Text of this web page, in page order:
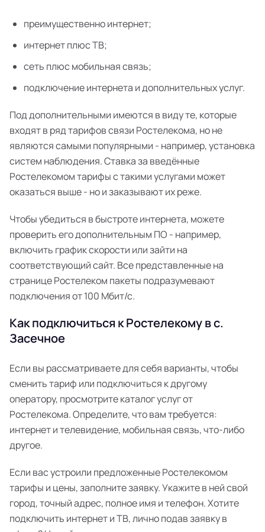
преимущественно интернет;
интернет плюс ТВ;
сеть плюс мобильная связь;
подключение интернета и дополнительных услуг.
Под дополнительными имеются в виду те, которые
входят в ряд тарифов связи Ростелекома, но не
являются самыми популярными - например, установка
систем наблюдения. Ставка за введённые
Ростелекомом тарифы с такими услугами может
оказаться выше - но и заказывают их реже.
Чтобы убедиться в быстроте интернета, можете
проверить его дополнительным ПО - например,
включить график скорости или зайти на
соответствующий сайт. Все представленные на
странице Ростелеком пакеты подразумевают
подключения от 100 Мбит/с.
Как подключиться к Ростелекому в с.
Засечное
Если вы рассматриваете для себя варианты, чтобы
сменить тариф или подключиться к другому
оператору, просмотрите каталог услуг от
Ростелекома. Определите, что вам требуется:
интернет и телевидение, мобильная связь, что-либо
другое.
Если вас устроили предложенные Ростелекомом
тарифы и цены, заполните заявку. Укажите в ней свой
город, точный адрес, полное имя и телефон. Хотите
подключить интернет и ТВ, лично подав заявку в